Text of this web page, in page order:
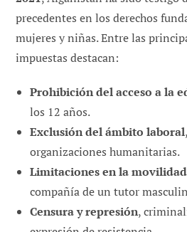
precedentes en los derechos
mujeres y niñas. Entre las
impuestas destacan:
Prohibición del acceso a la
los 12 años.
Exclusión del ámbito laboral
organizaciones humanitarias.
Limitaciones en la movilidad
compañía de un tutor
Censura y represión,